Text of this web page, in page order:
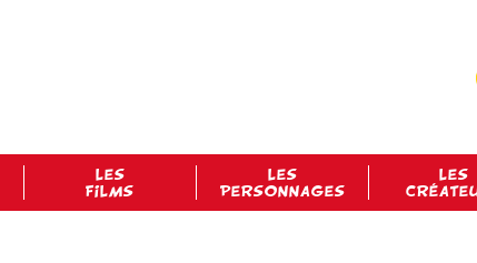
LES
FILMS
LES
PERSONNAGES
LES